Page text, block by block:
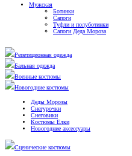
Мужская
Ботинки
Сапоги
Туфли и полуботинки
Сапоги Деда Мороза
Репетиционная одежда
Бальная одежда
Военные костюмы
Новогодние костюмы
Деды Морозы
Снегурочки
Снеговики
Костюмы Елки
Новогодние аксессуары
Сценические костюмы